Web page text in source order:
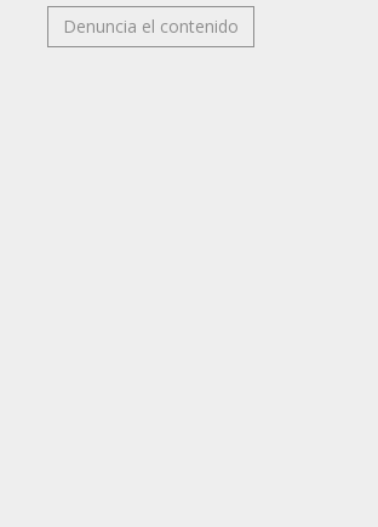
Denuncia el contenido